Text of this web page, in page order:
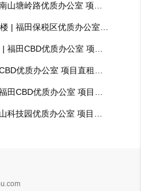
山塘岭路优质办公室 项目
| 福田保税区优质办公室
福田CBD优质办公室 项目
优质办公室 项目直租无
田CBD优质办公室 项目直
科技园优质办公室 项目直